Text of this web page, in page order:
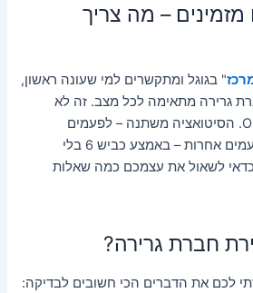
– מה צריך
" בגוגל ומתקשרים למי שעונה ראשון,
גרירה מתאימה לכל מצב. זה לא
שירות One-Size-Fits-All. הסיטואציה משתנה – לפעמים
נתקעתם ליד הבית, ובפעמים אחרות – באמצע כביש 6 בלי
כדאי לשאול את עצמכם כמה שאלות
חברת גרירה?
לכם את הדברים הכי חשובים לבדיקה: